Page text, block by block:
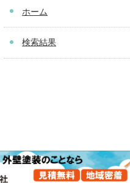
ホーム
検索結果